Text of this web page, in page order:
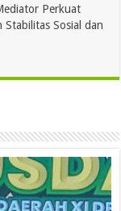
Perkuat
Stabilitas Sosial dan